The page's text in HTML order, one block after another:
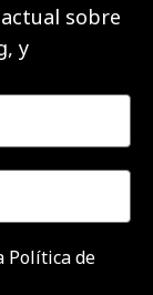
sobre
y
Política de